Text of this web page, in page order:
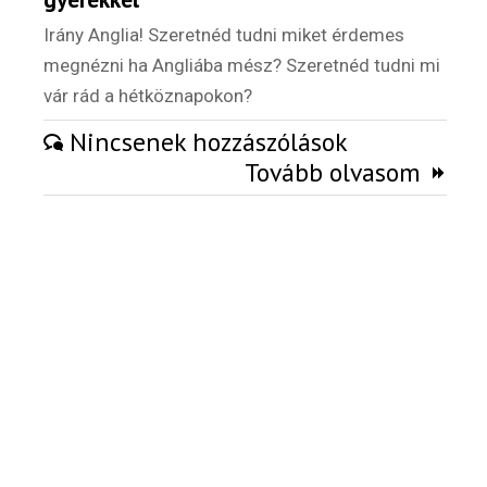
Külföldi munkaajánlatok
Irány Anglia! Szeretnéd tudni miket érdemes
megnézni ha Angliába mész? Szeretnéd tudni mi
vár rád a hétköznapokon?
Nincsenek hozzászólások
Tovább olvasom